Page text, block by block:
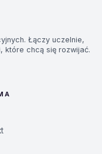
Łączy uczelnie,
które chcą się rozwijać.